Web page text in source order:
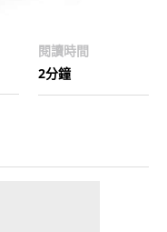
閱讀時間
2分鐘